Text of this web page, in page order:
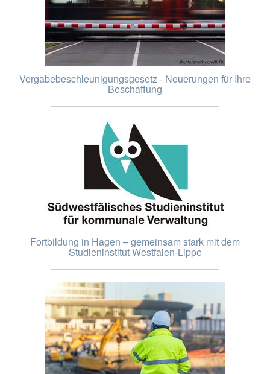
Vergabebeschleunigungsgesetz - Neuerungen für Ihre
Beschaffung
Fortbildung in Hagen – gemeinsam stark mit dem
Studieninstitut Westfalen-Lippe